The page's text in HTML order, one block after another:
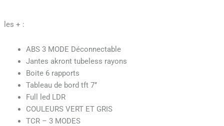
les + :
ABS 3 MODE Déconnectable
Jantes akront tubeless rayons
Boite 6 rapports
Tableau de bord tft 7’’
Full led LDR
COULEURS VERT ET GRIS
TCR – 3 MODES